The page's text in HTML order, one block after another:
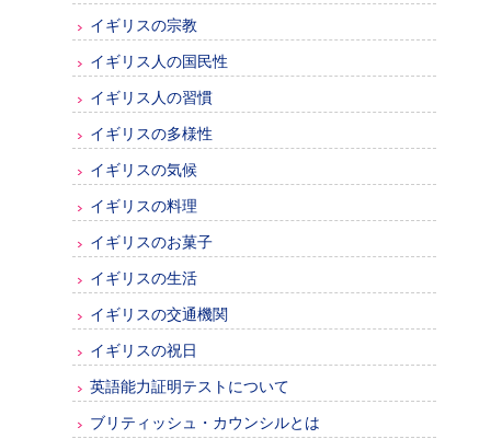
イギリスの宗教
イギリス人の国民性
イギリス人の習慣
イギリスの多様性
イギリスの気候
イギリスの料理
イギリスのお菓子
イギリスの生活
イギリスの交通機関
イギリスの祝日
英語能力証明テストについて
ブリティッシュ・カウンシルとは